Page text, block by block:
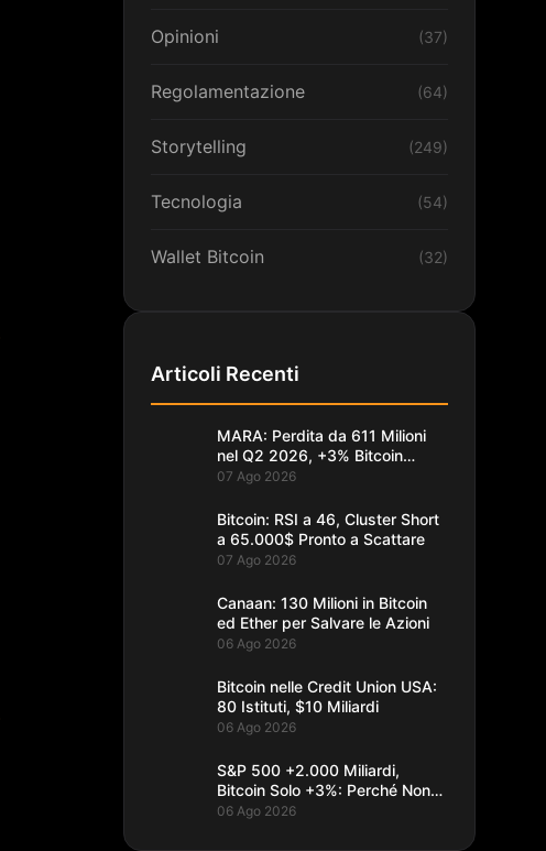
Opinioni (37)
Regolamentazione (64)
Storytelling (249)
Tecnologia (54)
Wallet Bitcoin (32)
Articoli Recenti
MARA: Perdita da 611 Milioni
nel Q2 2026, +3% Bitcoin
Minati
07 Ago 2026
Bitcoin: RSI a 46, Cluster Short
a 65.000$ Pronto a Scattare
07 Ago 2026
Canaan: 130 Milioni in Bitcoin
ed Ether per Salvare le Azioni
06 Ago 2026
Bitcoin nelle Credit Union USA:
80 Istituti, $10 Miliardi
06 Ago 2026
S&P 500 +2.000 Miliardi,
Bitcoin Solo +3%: Perché Non
Segue
06 Ago 2026